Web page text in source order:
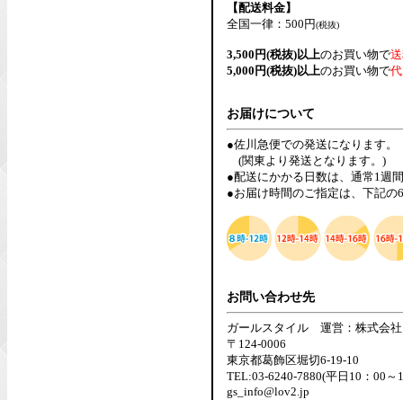
【配送料金】
全国一律：500円(税抜)
3,500円(税抜)以上のお買い物で
5,000円(税抜)以上のお買い物で
お届けについて
●佐川急便での発送になります。
(関東より発送となります。)
●配送にかかる日数は、通常1週
●お届け時間のご指定は、下記
お問い合わせ先
ガールスタイル 運営：株式会
〒124-0006
東京都葛飾区堀切6-19-10
TEL:03-6240-7880(平日10：00～
gs_info@lov2.jp